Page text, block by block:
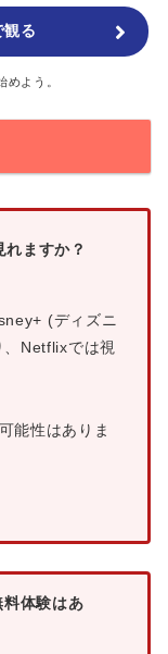
る
めよう。
ますか？
(ディズニ
、Netflixでは視
能性はありま
体験はあ